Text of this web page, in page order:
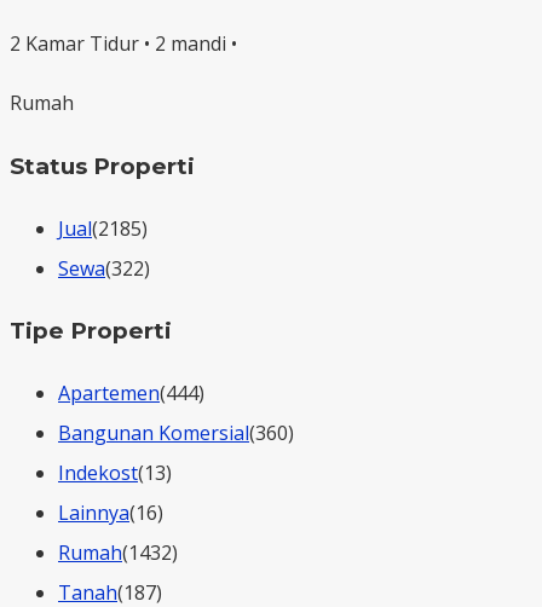
2 Kamar Tidur • 2 mandi •
Rumah
Status Properti
Jual(2185)
Sewa(322)
Tipe Properti
Apartemen(444)
Bangunan Komersial(360)
Indekost(13)
Lainnya(16)
Rumah(1432)
Tanah(187)